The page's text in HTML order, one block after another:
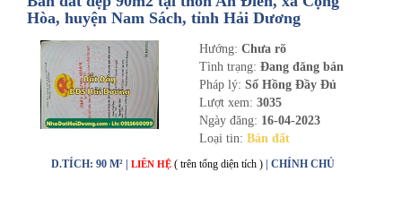
Hòa, huyện Nam Sách, tỉnh Hải Dương
Hướng: Chưa rõ
Tình trạng: Đang đăng bán
Pháp lý: Sổ Hồng Đầy Đủ
Lượt xem: 3035
Ngày đăng: 16-04-2023
Loại tin: Bán đất
D.TÍCH: 90 M² | LIÊN HỆ ( trên tổng diện tích ) | CHÍNH CHỦ